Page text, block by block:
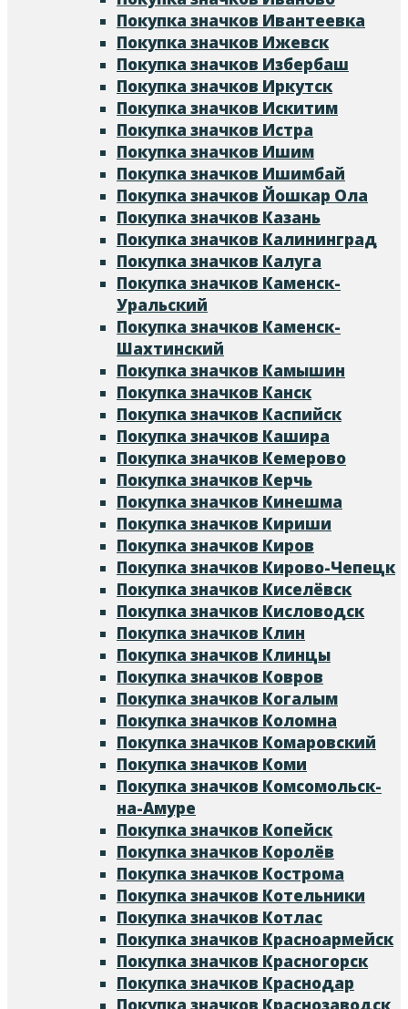
Покупка значков Ивантеевка
Покупка значков Ижевск
Покупка значков Избербаш
Покупка значков Иркутск
Покупка значков Искитим
Покупка значков Истра
Покупка значков Ишим
Покупка значков Ишимбай
Покупка значков Йошкар Ола
Покупка значков Казань
Покупка значков Калининград
Покупка значков Калуга
Покупка значков Каменск-
Уральский
Покупка значков Каменск-
Шахтинский
Покупка значков Камышин
Покупка значков Канск
Покупка значков Каспийск
Покупка значков Кашира
Покупка значков Кемерово
Покупка значков Керчь
Покупка значков Кинешма
Покупка значков Кириши
Покупка значков Киров
Покупка значков Кирово-Чепецк
Покупка значков Киселёвск
Покупка значков Кисловодск
Покупка значков Клин
Покупка значков Клинцы
Покупка значков Ковров
Покупка значков Когалым
Покупка значков Коломна
Покупка значков Комаровский
Покупка значков Коми
Покупка значков Комсомольск-
на-Амуре
Покупка значков Копейск
Покупка значков Королёв
Покупка значков Кострома
Покупка значков Котельники
Покупка значков Котлас
Покупка значков Красноармейск
Покупка значков Красногорск
Покупка значков Краснодар